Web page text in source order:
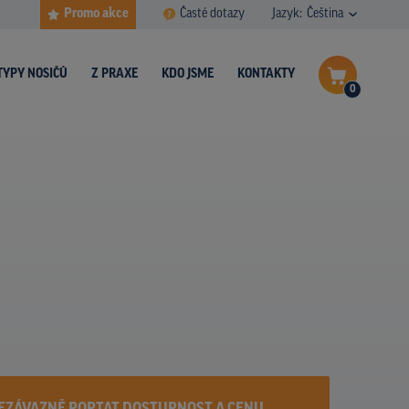
Promo akce Časté dotazy Jazyk: Čeština
0
NOSIČŮ Z PRAXE KDO JSME KONTAKTY